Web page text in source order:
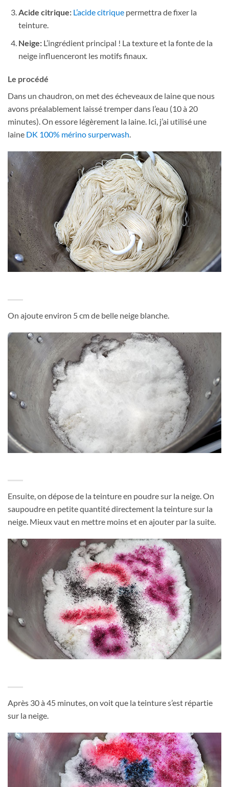
Acide citrique: L’acide citriquepermettra de fixer la
teinture.
Neige:L’ingrédient principal ! La texture et la fonte de la
neige influenceront les motifs finaux.
Le procédé
Dans un chaudron, on met des écheveaux de laine que nous
avons préalablement laissé tremper dans l’eau (10 à 20
minutes). On essore légèrement la laine. Ici, j’ai utilisé une
laine DK 100% mérino surperwash.
On ajoute environ 5 cm de belle neige blanche.
Ensuite, on dépose de la teinture en poudre sur la neige. On
saupoudre en petite quantité directement la teinture sur la
neige. Mieux vaut en mettre moins et en ajouter par la suite.
Après 30 à 45 minutes, on voit que la teinture s’est répartie
sur la neige.